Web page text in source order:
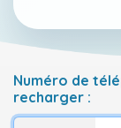
Numéro de
recharger :